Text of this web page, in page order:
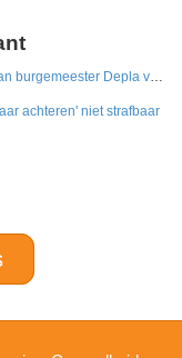
Vier aanhoudingen na doodsbedreiging aan burgemeester Depla van Breda
achteren' niet strafbaar